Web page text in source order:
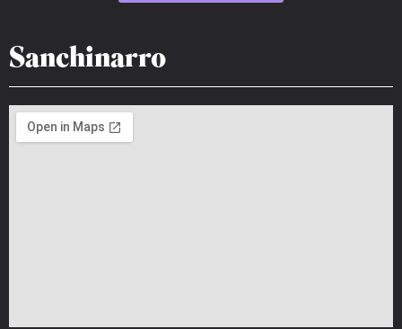
Sanchinarro